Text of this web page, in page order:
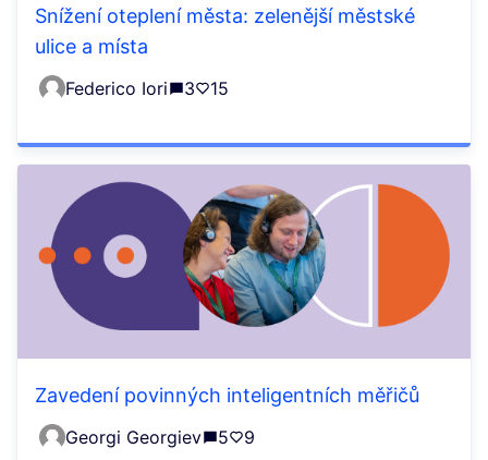
Snížení oteplení města: zelenější městské
ulice a místa
Federico Iori 3 15
Zavedení povinných inteligentních měřičů
Georgi Georgiev 5 9